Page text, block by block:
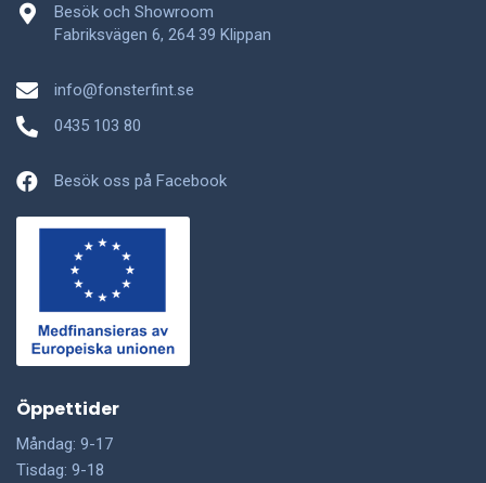
Besök och Showroom
Fabriksvägen 6, 264 39 Klippan
info@fonsterfint.se
0435 103 80
Besök oss på Facebook
Öppettider
Måndag: 9-17
Tisdag: 9-18